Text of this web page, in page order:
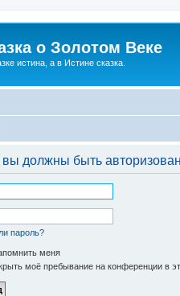
о Золотом Веке
истина, а в Истине сказка.
должны быть
пароль?
меня
моё пребывание на конференции в